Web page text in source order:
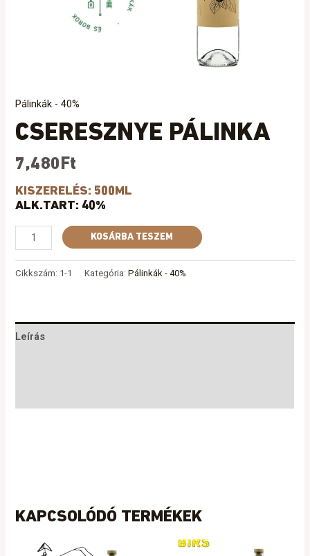
Pálinkák - 40%
CSERESZNYE PÁLINKA
7,480 Ft
KISZERELÉS: 500ML
ALK.TART: 40%
KOSÁRBA TESZEM
Cikkszám: 1-1 Kategória:Pálinkák - 40%
Leírás
KAPCSOLÓDÓ TERMÉKEK